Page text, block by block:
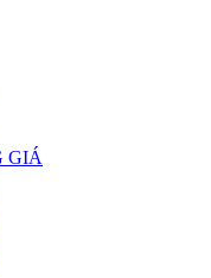
GIÁ